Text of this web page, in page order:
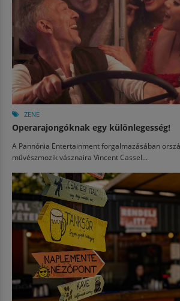
ZENE
Operarajongóknak egy különlegesség!
A Pannónia Entertainment forgalmazásában
művészmozik vásznaira Vincent Cassel...